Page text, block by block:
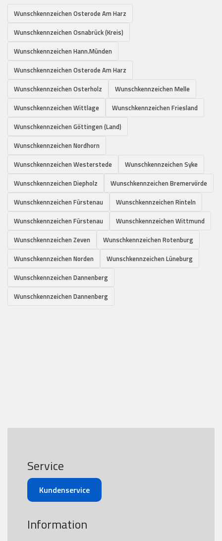
Wunschkennzeichen Osterode Am Harz
Wunschkennzeichen Osnabrück (Kreis)
Wunschkennzeichen Hann.Münden
Wunschkennzeichen Osterode Am Harz
Wunschkennzeichen Osterholz
Wunschkennzeichen Melle
Wunschkennzeichen Wittlage
Wunschkennzeichen Friesland
Wunschkennzeichen Göttingen (Land)
Wunschkennzeichen Nordhorn
Wunschkennzeichen Westerstede
Wunschkennzeichen Syke
Wunschkennzeichen Diepholz
Wunschkennzeichen Bremervörde
Wunschkennzeichen Fürstenau
Wunschkennzeichen Rinteln
Wunschkennzeichen Fürstenau
Wunschkennzeichen Wittmund
Wunschkennzeichen Zeven
Wunschkennzeichen Rotenburg
Wunschkennzeichen Norden
Wunschkennzeichen Lüneburg
Wunschkennzeichen Dannenberg
Wunschkennzeichen Dannenberg
Service
Kundenservice
Information